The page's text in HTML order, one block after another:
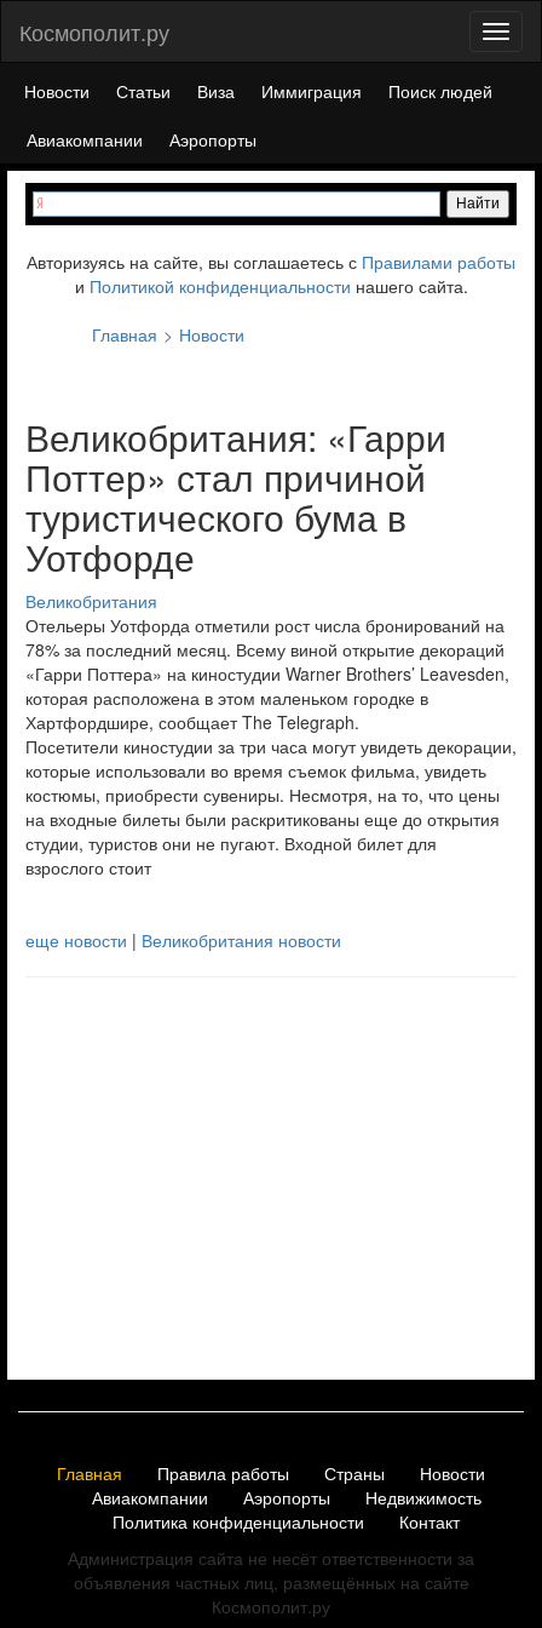
Космополит.ру
Новости Статьи Виза Иммиграция
Поиск людей
Авиакомпании
Аэропорты
Авторизуясь на сайте, вы соглашаетесь с Правилами работы
и Политикой конфиденциальности нашего сайта.
Главная
Новости
Великобритания: «Гарри
Поттер» стал причиной
туристического бума в
Уотфорде
Великобритания
Отельеры Уотфорда отметили рост числа бронирований на
78% за последний месяц. Всему виной открытие декораций
«Гарри Поттера» на киностудии Warner Brothers’ Leavesden,
которая расположена в этом маленьком городке в
Хартфордшире, сообщает The Telegraph.
Посетители киностудии за три часа могут увидеть декорации,
которые использовали во время съемок фильма, увидеть
костюмы, приобрести сувениры. Несмотря, на то, что цены
на входные билеты были раскритикованы еще до открытия
студии, туристов они не пугают. Входной билет для
взрослого стоит
еще новости | Великобритания новости
Главная Правила работы Страны
Новости
Авиакомпании
Аэропорты
Недвижимость
Политика конфиденциальности
Контакт
Администрация сайта не несёт ответственности за
объявления частных лиц, размещённых на сайте
Космополит.ру